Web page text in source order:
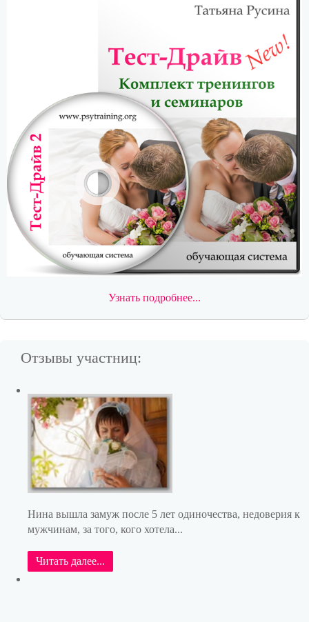
Узнать подробнее...
Отзывы участниц:
Нина вышла замуж после 5 лет одиночества, недоверия к
мужчинам, за того, кого хотела...
Читать далее...